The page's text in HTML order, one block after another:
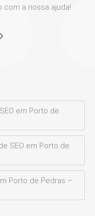
com a nossa ajuda!
em Porto de
SEO em Porto de
Porto de Pedras –